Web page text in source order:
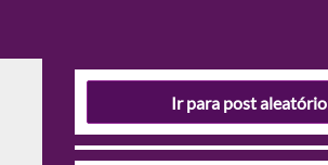
Ir para post aleatório